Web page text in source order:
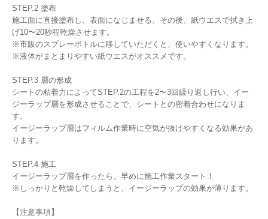
STEP.2 塗布
施工面に直接塗布し、表面になじませる。その後、紙ウエスで拭き上
げ10〜20秒程乾燥させます。
※市販のスプレーボトルに移していただくと、使いやすくなります。
※液体がまとまりやすい紙ウエスがオススメです。
STEP.3 層の形成
シートの粘着力によってSTEP.2の工程を2〜3回繰り返し行い、イー
ジーラップ層を形成させることで、シートとの密着合わせになりま
す。
イージーラップ層はフィルム作業時に空気が抜けやすくなる効果があ
ります。
STEP.4 施工
イージーラップ層を作ったら、早めに施工作業スタート！
※しっかりと乾燥してしまうと、イージーラップの効果が薄ります。
【注意事項】